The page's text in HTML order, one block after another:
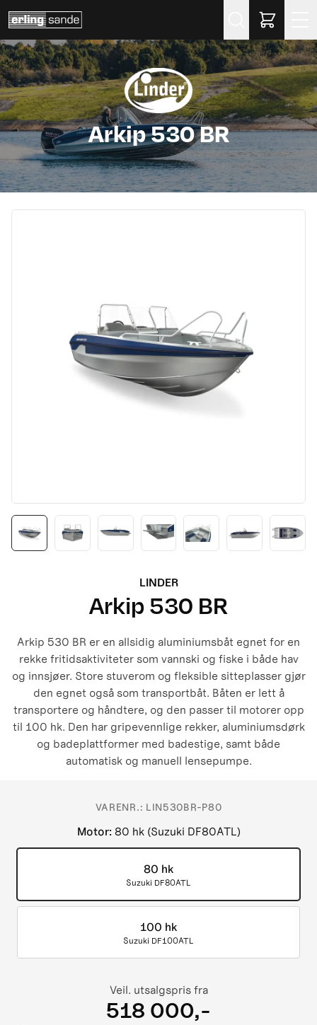
Arkip 530 BR
LINDER
Arkip 530 BR
Arkip 530 BR er en allsidig aluminiumsbåt egnet for en
rekke fritidsaktiviteter som vannski og fiske i både hav
og innsjøer. Store stuverom og fleksible sitteplasser gjør
den egnet også som transportbåt. Båten er lett å
transportere og håndtere, og den passer til motorer opp
til 100 hk. Den har gripevennlige rekker, aluminiumsdørk
og badeplattformer med badestige, samt både
automatisk og manuell lensepumpe.
VARENR.: LIN530BR-P80
Motor: 80 hk (Suzuki DF80ATL)
80 hk
Suzuki DF80ATL
100 hk
Suzuki DF100ATL
Veil. utsalgspris fra
518 000,-